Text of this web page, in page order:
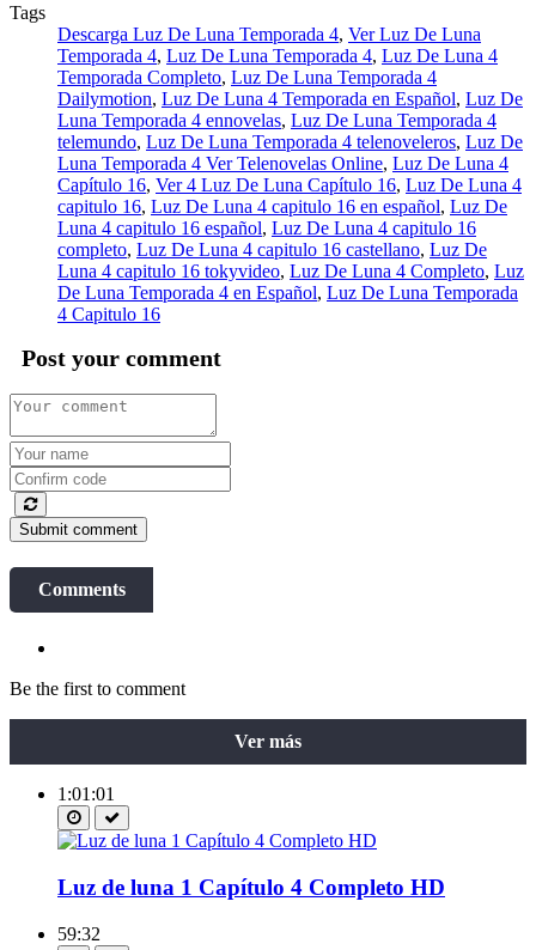
Tags
Descarga Luz De Luna Temporada 4, Ver Luz De Luna
Temporada 4, Luz De Luna Temporada 4, Luz De Luna 4
Temporada Completo, Luz De Luna Temporada 4
Dailymotion, Luz De Luna 4 Temporada en Español, Luz De
Luna Temporada 4 ennovelas, Luz De Luna Temporada 4
telemundo, Luz De Luna Temporada 4 telenoveleros, Luz De
Luna Temporada 4 Ver Telenovelas Online, Luz De Luna 4
Capítulo 16, Ver 4 Luz De Luna Capítulo 16, Luz De Luna 4
capitulo 16, Luz De Luna 4 capitulo 16 en español, Luz De
Luna 4 capitulo 16 español, Luz De Luna 4 capitulo 16
completo, Luz De Luna 4 capitulo 16 castellano, Luz De
Luna 4 capitulo 16 tokyvideo, Luz De Luna 4 Completo, Luz
De Luna Temporada 4 en Español, Luz De Luna Temporada
4 Capitulo 16
Post your comment
Submit comment
Comments
Be the first to comment
Ver más
1:01:01
Luz de luna 1 Capítulo 4 Completo HD
59:32